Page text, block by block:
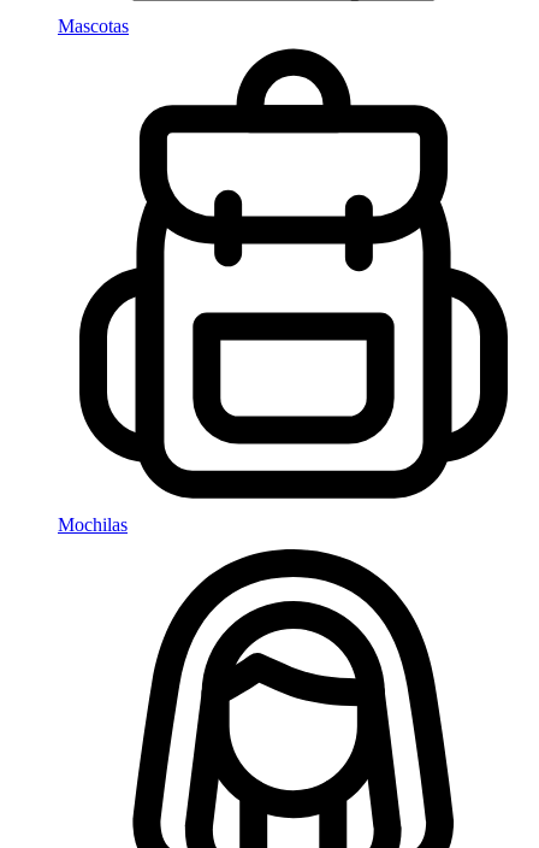
Mascotas
Mochilas